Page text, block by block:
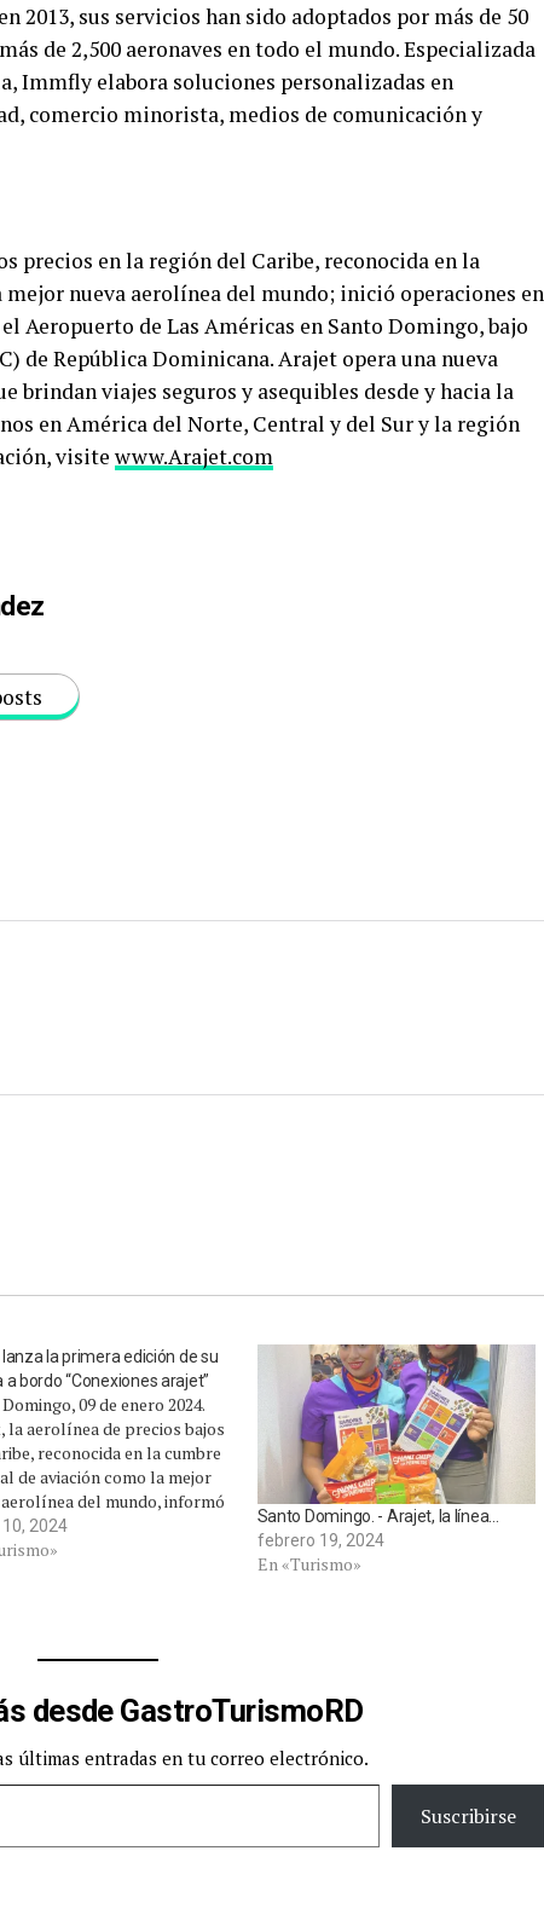
2013, sus servicios han sido adoptados por más de 50
de 2,500 aeronaves en todo el mundo. Especializada
Immfly elabora soluciones personalizadas en
comercio minorista, medios de comunicación y
precios en la región del Caribe, reconocida en la
nueva aerolínea del mundo; inició operaciones en
Aeropuerto de Las Américas en Santo Domingo, bajo
de República Dominicana. Arajet opera una nueva
brindan viajes seguros y asequibles desde y hacia la
en América del Norte, Central y del Sur y la región
visite www.Arajet.com
la primera edición de su
a bordo “Conexiones arajet”
09 de enero 2024.
la aerolínea de precios bajos
reconocida en la cumbre
de aviación como la mejor
aerolínea del mundo, informó
de un comunicado de prensa
en circulación de la
2024
Santo Domingo. - Arajet, la línea…
febrero 19, 2024
En «Turismo»
desde GastroTurismoRD
últimas entradas en tu correo electrónico.
Suscribirse